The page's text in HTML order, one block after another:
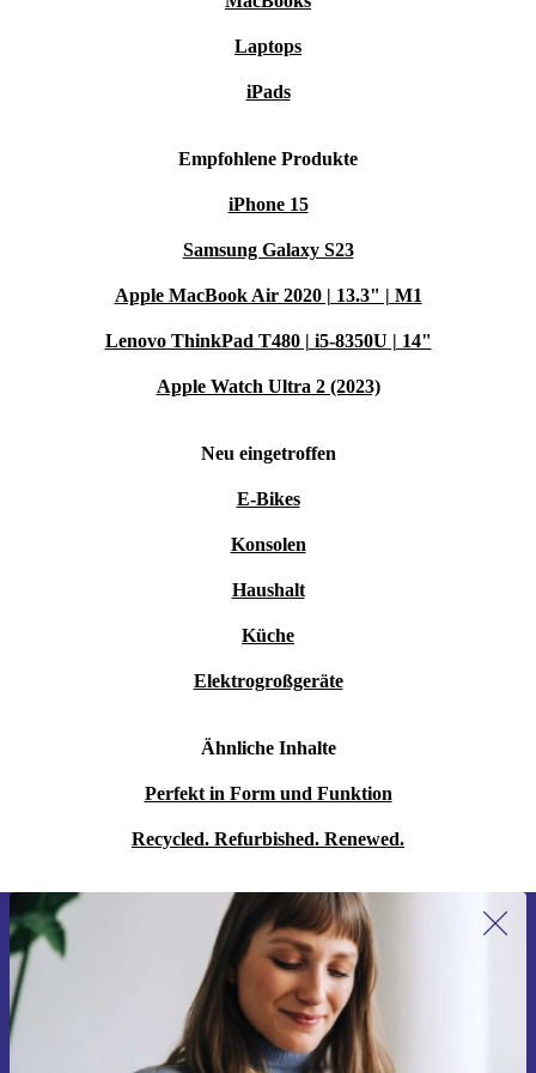
Laptops
iPads
Empfohlene Produkte
iPhone 15
Samsung Galaxy S23
Apple MacBook Air 2020 | 13.3" | M1
Lenovo ThinkPad T480 | i5-8350U | 14"
Apple Watch Ultra 2 (2023)
Neu eingetroffen
E-Bikes
Konsolen
Haushalt
Küche
Elektrogroßgeräte
Ähnliche Inhalte
Perfekt in Form und Funktion
Recycled. Refurbished. Renewed.
Erstmals zum Newsletter anmelden,
15 € sparen!
Verpasse kein Angebot mehr.